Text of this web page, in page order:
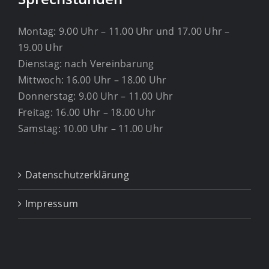
Montag: 9.00 Uhr – 11.00 Uhr und 17.00 Uhr –
19.00 Uhr
Dienstag: nach Vereinbarung
Mittwoch: 16.00 Uhr – 18.00 Uhr
Donnerstag: 9.00 Uhr – 11.00 Uhr
Freitag: 16.00 Uhr – 18.00 Uhr
Samstag: 10.00 Uhr – 11.00 Uhr
Datenschutzerklärung
Impressum